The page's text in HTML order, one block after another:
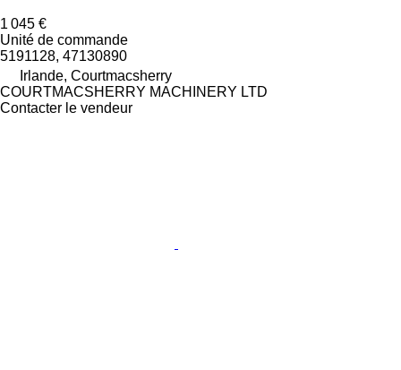
1 045 €
Unité de commande
5191128, 47130890
Irlande, Courtmacsherry
COURTMACSHERRY MACHINERY LTD
Contacter le vendeur